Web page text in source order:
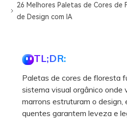
26 Melhores Paletas de Cores de
de Design com IA
TL;DR:
Paletas de cores de floresta
sistema visual orgânico onde
marrons estruturam o design,
quentes garantem leveza e